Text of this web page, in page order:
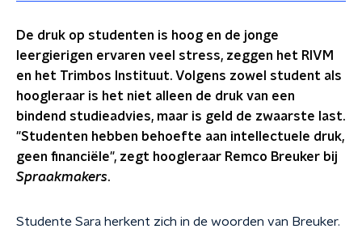
De druk op studenten is hoog en de jonge
leergierigen ervaren veel stress, zeggen het RIVM
en het Trimbos Instituut. Volgens zowel student als
hoogleraar is het niet alleen de druk van een
bindend studieadvies, maar is geld de zwaarste last.
"Studenten hebben behoefte aan intellectuele druk,
geen financiële", zegt hoogleraar Remco Breuker bij
Spraakmakers.
Studente Sara herkent zich in de woorden van Breuker.